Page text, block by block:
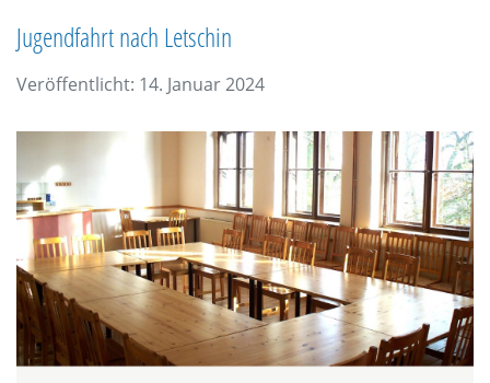
Jugendfahrt nach Letschin
Veröffentlicht: 14. Januar 2024